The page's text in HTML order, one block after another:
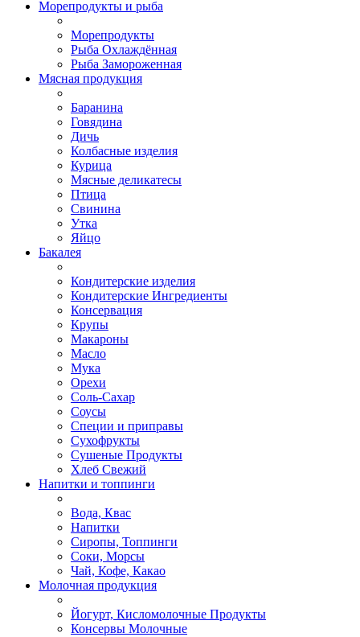
Морепродукты и рыба
Морепродукты
Рыба Охлаждённая
Рыба Замороженная
Мясная продукция
Баранина
Говядина
Дичь
Колбасные изделия
Курица
Мясные деликатесы
Птица
Свинина
Утка
Яйцо
Бакалея
Кондитерские изделия
Кондитерские Ингредиенты
Консервация
Крупы
Макароны
Масло
Мука
Орехи
Соль-Сахар
Соусы
Специи и приправы
Сухофрукты
Сушеные Продукты
Хлеб Свежий
Напитки и топпинги
Вода, Квас
Напитки
Сиропы, Топпинги
Соки, Морсы
Чай, Кофе, Какао
Молочная продукция
Йогурт, Кисломолочные Продукты
Консервы Молочные